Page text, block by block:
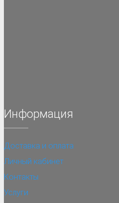
Информация
Доставка и оплата
Личный кабинет
Контакты
Услуги